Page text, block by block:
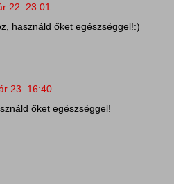
22. 23:01
használd őket egészséggel!:)
23. 16:40
őket egészséggel!